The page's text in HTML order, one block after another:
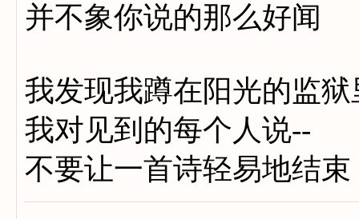
并不象你说的那么好闻
我发现我蹲在阳光的监
我对见到的每个人说--
不要让一首诗轻易地结束